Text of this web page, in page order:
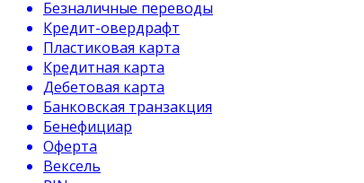
Безналичные переводы
Кредит-овердрафт
Пластиковая карта
Кредитная карта
Дебетовая карта
Банковская транзакция
Бенефициар
Оферта
Вексель